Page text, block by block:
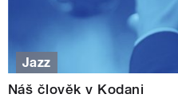
Jazz
Náš člověk v Kodani